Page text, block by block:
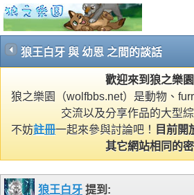
狼王白牙 與 幼恩 之間的談話
歡迎來到狼之樂園
狼之樂園（wolfbbs.net）是動物、
交流以及分享作品的大型
不妨註冊一起來參與討論吧！
目前開
其它網站相同的
狼王白牙 提到: